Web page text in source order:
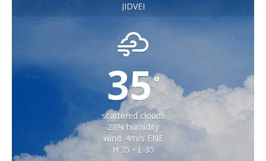
JIDVEI
35°
scattered clouds
28% humidity
wind: 4m/s ENE
H 35 • L 35